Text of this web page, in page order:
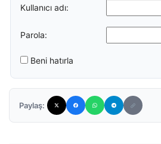
Kullanıcı adı:
Parola:
Beni hatırla
Paylaş: